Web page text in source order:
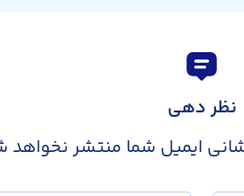
نظر دهی
ایمیل شما منتشر